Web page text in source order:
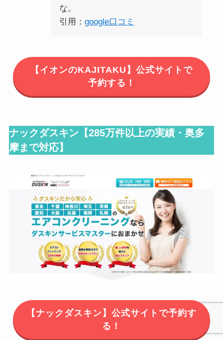
な。
引用： google口コミ
【イオンのKAJITAKU】公式サイトで
予約する！
ナックダスキン【285万件以上の実績・奥多
摩まで対応】
【ナックダスキン】公式サイトで予約す
る！